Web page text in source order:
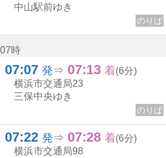
中山駅前ゆき
のりば
07時
07:07 7じ 7ふん
発⇒ 07:13 7じ 13ふん
着(6分)
横浜市交通局23
三保中央ゆき
のりば
07:22 7じ 22ふん
発⇒ 07:28 7じ 28ふん
着(6分)
横浜市交通局98